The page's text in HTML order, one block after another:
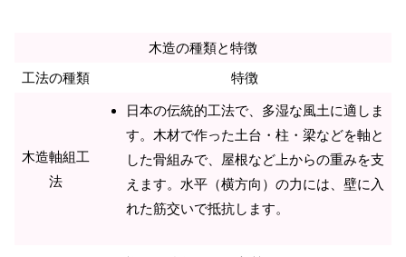
木造の種類と特徴
工法の種類
特徴
木造軸組工
法
日本の伝統的工法で、多湿な風土に適しま
す。木材で作った土台・柱・梁などを軸と
した骨組みで、屋根など上からの重みを支
えます。水平（横方向）の力には、壁に入
れた筋交いで抵抗します。